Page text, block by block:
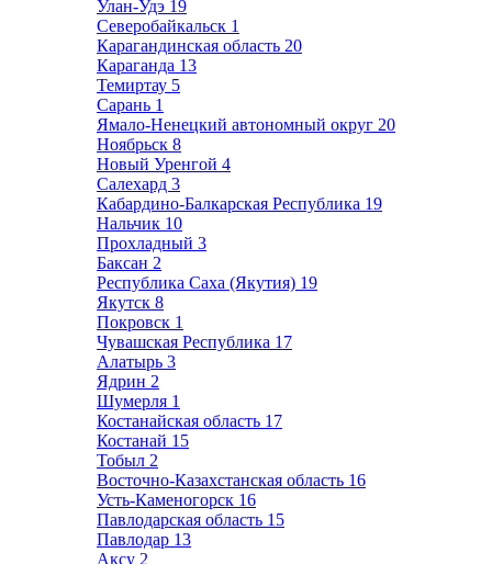
Улан-Удэ 19
Северобайкальск 1
Карагандинская область 20
Караганда 13
Темиртау 5
Сарань 1
Ямало-Ненецкий автономный округ 20
Ноябрьск 8
Новый Уренгой 4
Салехард 3
Кабардино-Балкарская Республика 19
Нальчик 10
Прохладный 3
Баксан 2
Республика Саха (Якутия) 19
Якутск 8
Покровск 1
Чувашская Республика 17
Алатырь 3
Ядрин 2
Шумерля 1
Костанайская область 17
Костанай 15
Тобыл 2
Восточно-Казахстанская область 16
Усть-Каменогорск 16
Павлодарская область 15
Павлодар 13
Аксу 2